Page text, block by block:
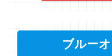
ブルー